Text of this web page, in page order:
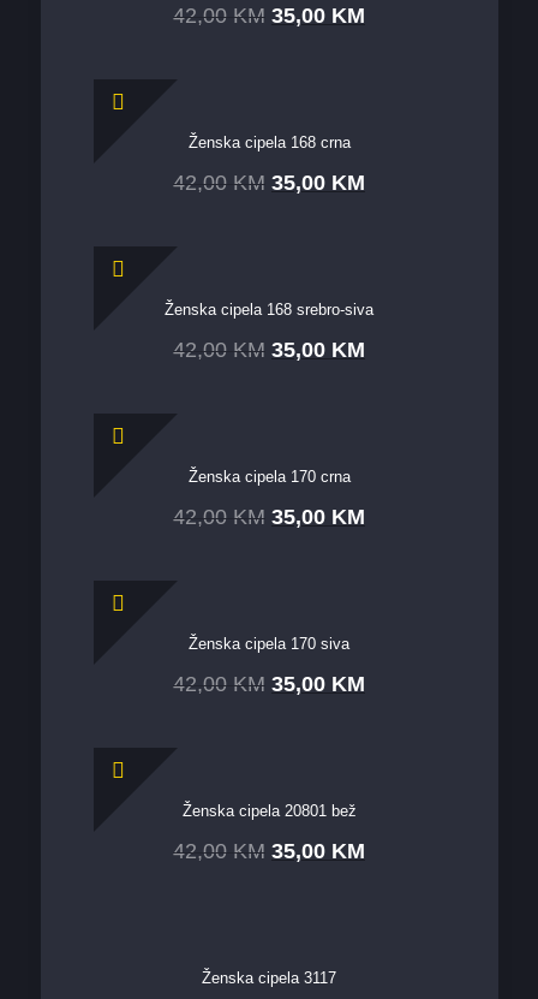
42,00 KM 35,00 KM
Ženska cipela 168 crna
42,00 KM 35,00 KM
Ženska cipela 168 srebro-siva
42,00 KM 35,00 KM
Ženska cipela 170 crna
42,00 KM 35,00 KM
Ženska cipela 170 siva
42,00 KM 35,00 KM
Ženska cipela 20801 bež
42,00 KM 35,00 KM
Ženska cipela 3117